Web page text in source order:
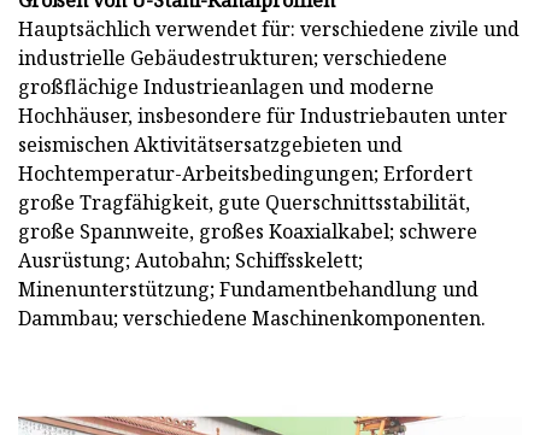
Hauptsächlich verwendet für: verschiedene zivile und
industrielle Gebäudestrukturen; verschiedene
großflächige Industrieanlagen und moderne
Hochhäuser, insbesondere für Industriebauten unter
seismischen Aktivitätsersatzgebieten und
Hochtemperatur-Arbeitsbedingungen; Erfordert
große Tragfähigkeit, gute Querschnittsstabilität,
große Spannweite, großes Koaxialkabel; schwere
Ausrüstung; Autobahn; Schiffsskelett;
Minenunterstützung; Fundamentbehandlung und
Dammbau; verschiedene Maschinenkomponenten.